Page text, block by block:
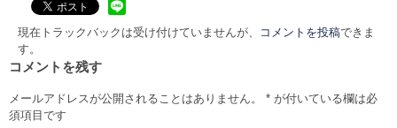
現在トラックバックは受け付けていませんが、 コメントを投稿できま
す。
コメントを残す
メールアドレスが公開されることはありません。 * が付いている欄は必
須項目です